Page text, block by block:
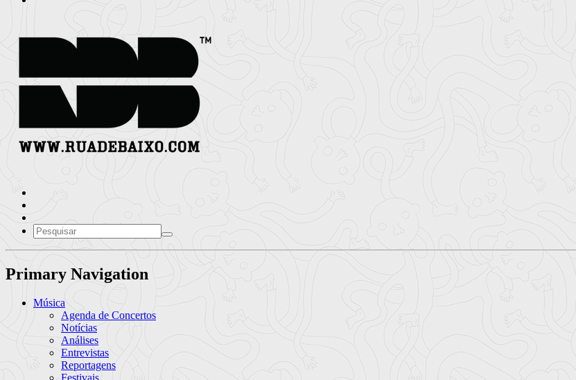
Primary Navigation
Música
Agenda de Concertos
Notícias
Análises
Entrevistas
Reportagens